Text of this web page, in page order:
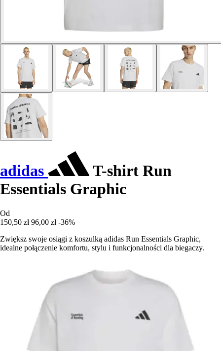
adidas
T-shirt Run
Essentials Graphic
Od
150,50 zł 96,00 zł -36%
Zwiększ swoje osiągi z koszulką adidas Run Essentials Graphic,
idealne połączenie komfortu, stylu i funkcjonalności dla biegaczy.